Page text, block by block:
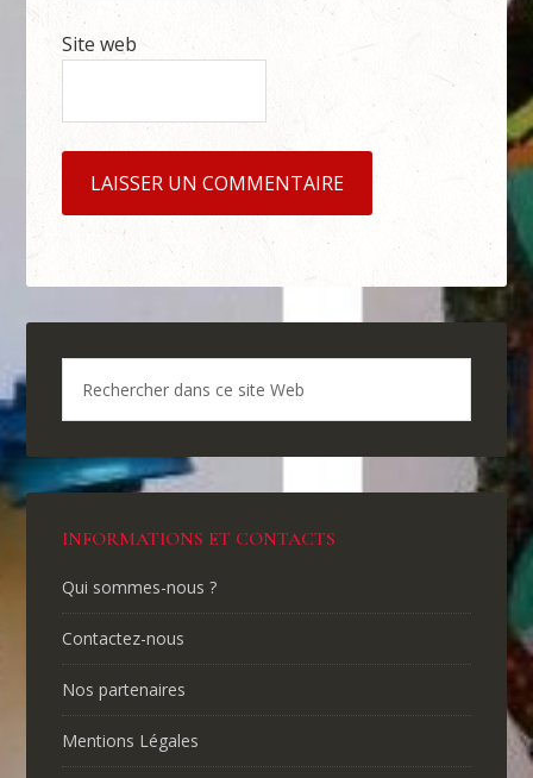
Site web
INFORMATIONS ET CONTACTS
Qui sommes-nous ?
Contactez-nous
Nos partenaires
Mentions Légales